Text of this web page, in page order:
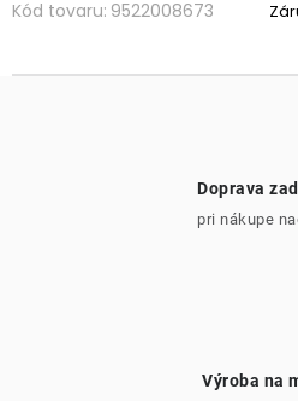
Kód tovaru: 9522008673
Doprava
pri nákupe
Výroba na